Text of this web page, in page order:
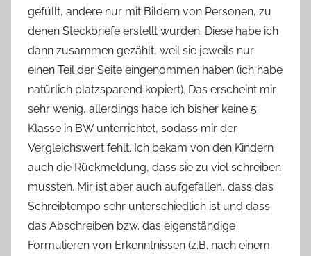
gefüllt, andere nur mit Bildern von Personen, zu
denen Steckbriefe erstellt wurden. Diese habe ich
dann zusammen gezählt, weil sie jeweils nur
einen Teil der Seite eingenommen haben (ich habe
natürlich platzsparend kopiert). Das erscheint mir
sehr wenig, allerdings habe ich bisher keine 5.
Klasse in BW unterrichtet, sodass mir der
Vergleichswert fehlt. Ich bekam von den Kindern
auch die Rückmeldung, dass sie zu viel schreiben
mussten. Mir ist aber auch aufgefallen, dass das
Schreibtempo sehr unterschiedlich ist und dass
das Abschreiben bzw. das eigenständige
Formulieren von Erkenntnissen (z.B. nach einem